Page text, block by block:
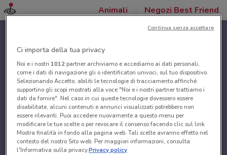
Animali Negozi Best Friend
Ci importa della tua privacy
Noi e i nostri 1012partner archiviamo e accediamo ai dati personali,
come i dati di navigazione gli o identificatori univoci, sul tuo dispositivo.
Selezionando Accetto, abiliti le tecnologie di tracciamento affinché
supportino gli scopi mostrati alla voce "Noi e i nostri partner trattiamo i
dati da fornire". Nel caso in cui queste tecnologie dovessero essere
disabilitate, alcuni contenuti e annunci visualizzati potrebbero non
essere rilevanti. Puoi accedere nuovamente a questo menu per
modificare le tue scelte o per revocare il consenso facendo clic sul link
Mostra finalità in fondo alla pagina web. Tali scelte avranno effetto nel
contesto del nostro Sito web. Per maggiori informazioni, consulta
l'Informativa sulla privacy.Privacy policy
Continua senza accettare